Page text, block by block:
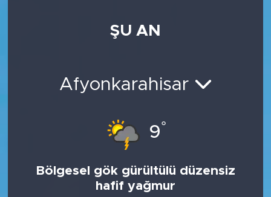
ŞU AN
Afyonkarahisar
9°
Bölgesel gök gürültülü düzensiz
hafif yağmur